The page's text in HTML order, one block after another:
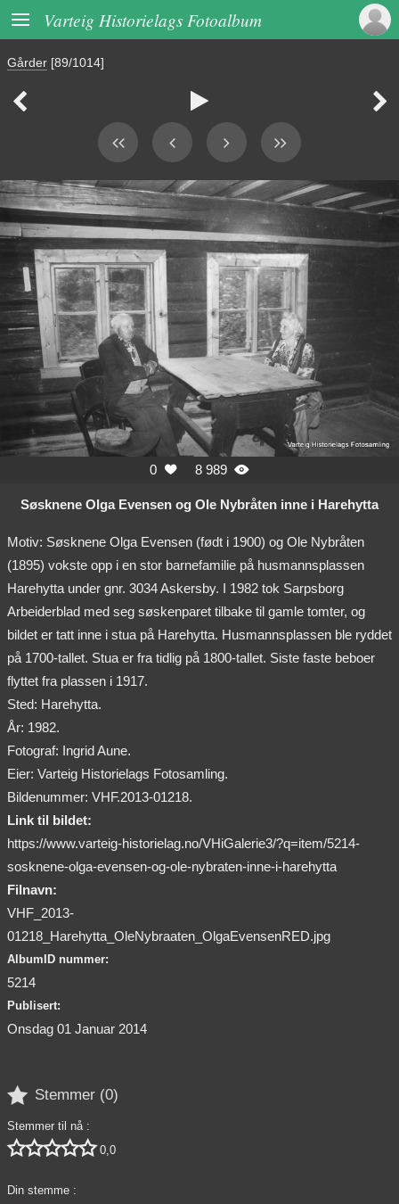
 Varteig Historielags Fotoalbum
Gårder [89/1014]
  
0  8 989 
Søsknene Olga Evensen og Ole Nybråten inne i Harehytta
Motiv: Søsknene Olga Evensen (født i 1900) og Ole Nybråten
(1895) vokste opp i en stor barnefamilie på husmannsplassen
Harehytta under gnr. 3034 Askersby. I 1982 tok Sarpsborg
Arbeiderblad med seg søskenparet tilbake til gamle tomter, og
bildet er tatt inne i stua på Harehytta. Husmannsplassen ble ryddet
på 1700-tallet. Stua er fra tidlig på 1800-tallet. Siste faste beboer
flyttet fra plassen i 1917.
Sted: Harehytta.
År: 1982.
Fotograf: Ingrid Aune.
Eier: Varteig Historielags Fotosamling.
Bildenummer: VHF.2013-01218.
Link til bildet:
https://www.varteig-historielag.no/VHiGalerie3/?q=item/5214-
sosknene-olga-evensen-og-ole-nybraten-inne-i-harehytta
Filnavn:
VHF_2013-
01218_Harehytta_OleNybraaten_OlgaEvensenRED.jpg
AlbumID nummer:
5214
Publisert:
Onsdag 01 Januar 2014
 Stemmer (0)
Stemmer til nå :
 0,0
Din stemme :